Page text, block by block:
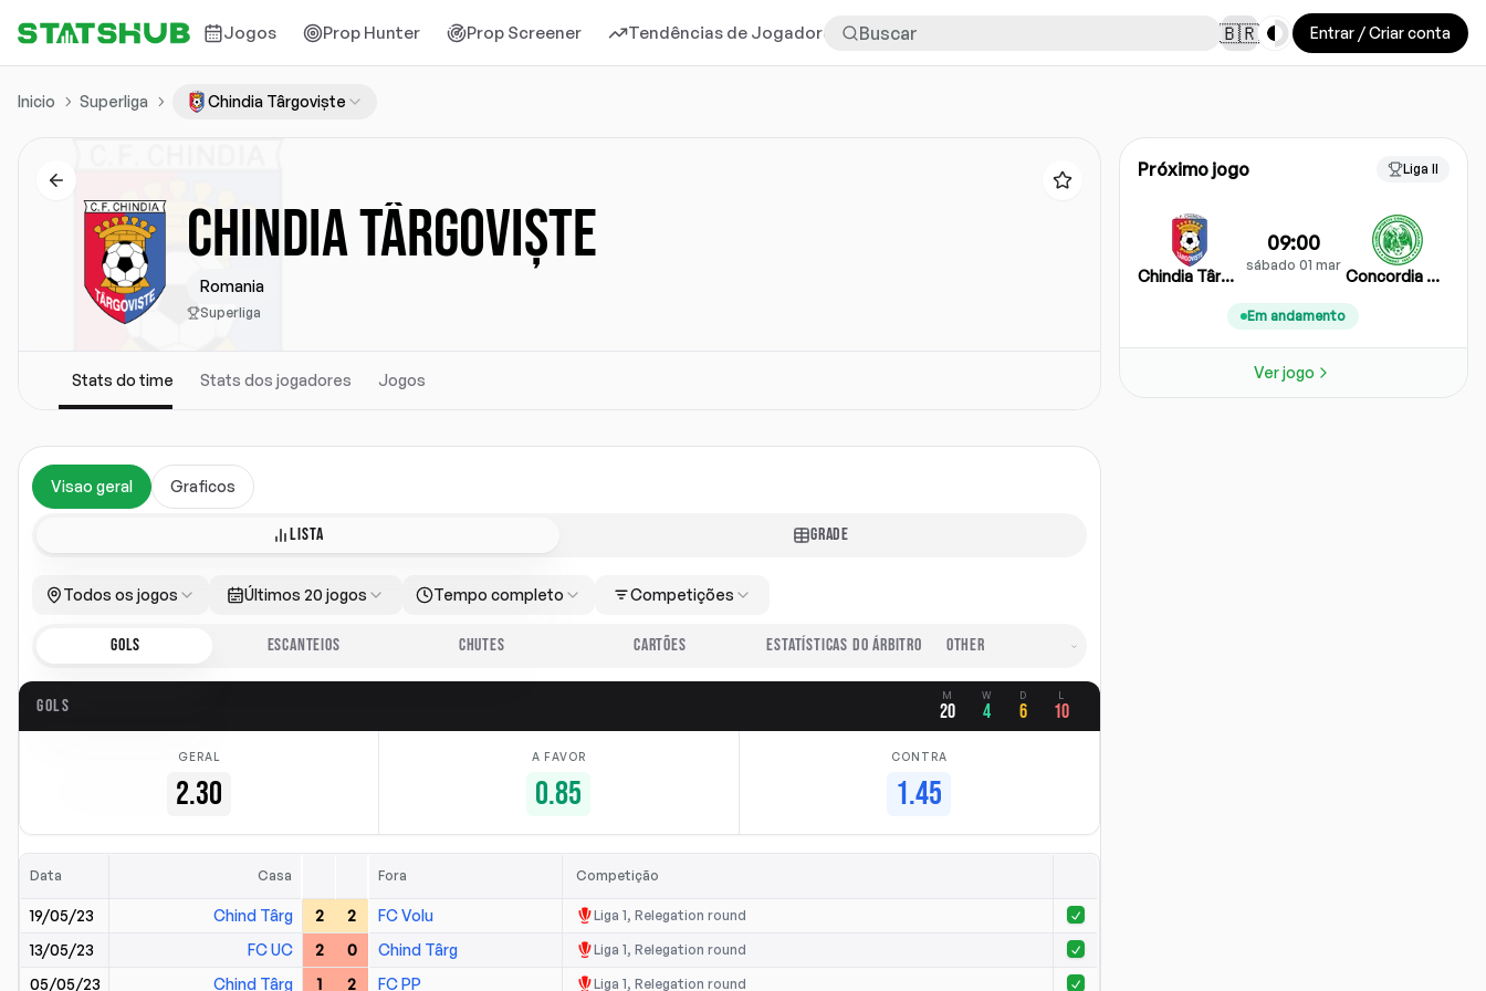
Jogos Prop Hunter Prop Screener Tendências de Jogadores Mais 🇧🇷 Toggle theme
Entrar / Criar conta
Inicio Superliga Chindia Târgoviște
CHINDIA TÂRGOVIȘTE
Romania
Superliga
Stats do time Stats dos jogadores Jogos
Próximo jogo Liga II
Chindia Târgoviște
09:00
sábado 01 mar
Concordia Chiajna
Em andamento
Ver jogo
Visao geral Graficos
LISTA GRADE
Todos os jogos Últimos 20 jogos Tempo completo Competições
GOLS ESCANTEIOS CHUTES CARTÕES ESTATÍSTICAS DO ÁRBITRO
GOLS M
20
W
4
D
6
L
10
GERAL
2.30
A FAVOR
0.85
CONTRA
1.45
Data Casa Fora Competição
19/05/23 Chind Târg 2 2 FC Volu Liga 1, Relegation round
13/05/23 FC UC 2 0 Chind Târg Liga 1, Relegation round
05/05/23 Chind Târg 1 2 FC PP Liga 1, Relegation round